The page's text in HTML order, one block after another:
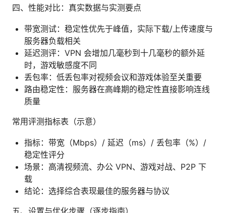
四、性能对比：真实数据与实测要点
带宽测试：稳定性优先于峰值，实际下载/上传速度与
服务器负载相关
延迟测评：VPN 会增加几毫秒到十几毫秒的额外延
时，游戏敏感度不同
丢包率：低丢包率对视频会议和游戏体验至关重要
路由稳定性：服务器在高峰期的稳定性直接影响连线
质量
常用评测指标表（示意）
指标：带宽（Mbps）/ 延迟（ms）/ 丢包率（%）/
稳定性评分
场景：高清视频流、办公 VPN、游戏对战、P2P 下
载
结论：选择综合表现最佳的服务器与协议
五、设置与优化步骤（逐步指南）